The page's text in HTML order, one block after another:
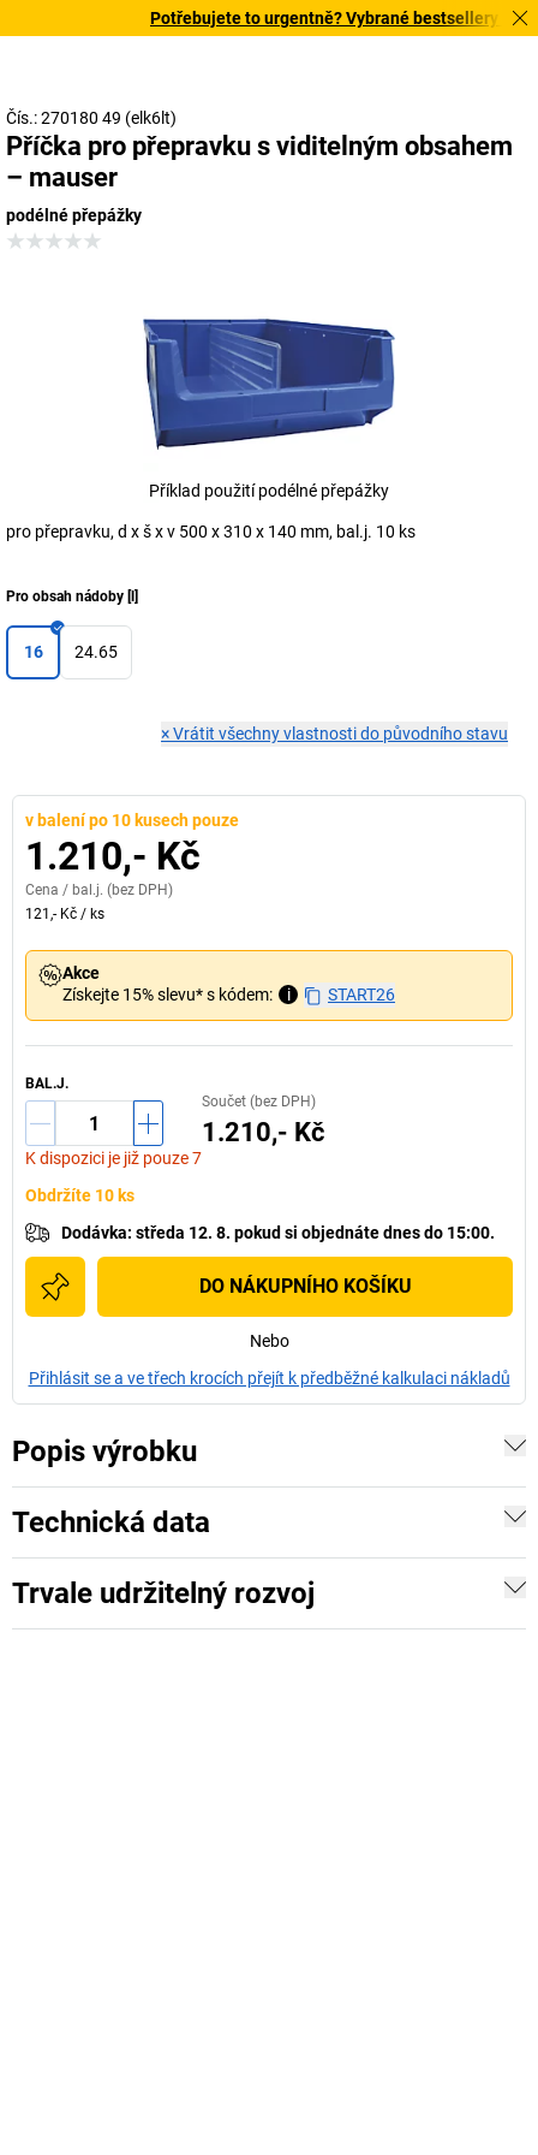
Potřebujete to urgentně? Vybrané bestsellery
Čís.: 270180 49 (elk6lt)
Příčka pro přepravku s viditelným obsahem
– mauser
podélné přepážky
Příklad použití podélné přepážky
pro přepravku, d x š x v 500 x 310 x 140 mm, bal.j. 10 ks
Pro obsah nádoby [ ]
16 24.65
×Vrátit všechny vlastnosti do původního stavu
v balení po 10 kusech pouze
1.210,- Kč
Cena / bal.j. (bez DPH)
121,- Kč / ks
Akce
Získejte 15% slevu* s kódem:
i START26
BAL.J.
K dispozici je již pouze 7
Součet (bez DPH)
1.210,- Kč
Obdržíte 10 ks
Dodávka: středa 12. 8. pokud si objednáte dnes do 15:00.
DO NÁKUPNÍHO KOŠÍKU
Nebo
Přihlásit se a ve třech krocích přejít k předběžné kalkulaci nákladů
Popis výrobku
Technická data
Trvale udržitelný rozvoj